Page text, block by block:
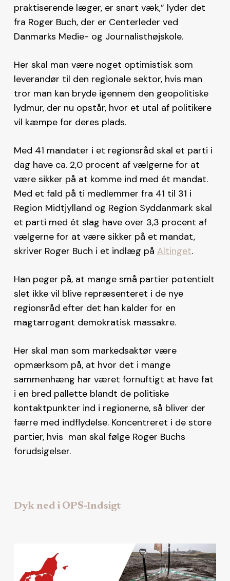
praktiserende læger, er snart væk,” lyder det
fra Roger Buch, der er Centerleder ved
Danmarks Medie- og Journalisthøjskole.
Her skal man være noget optimistisk som
leverandør til den regionale sektor, hvis man
tror man kan bryde igennem den geopolitiske
lydmur, der nu opstår, hvor et utal af politikere
vil kæmpe for deres plads.
Med 41 mandater i et regionsråd skal et parti i
dag have ca. 2,0 procent af vælgerne for at
være sikker på at komme ind med ét mandat.
Med et fald på ti medlemmer fra 41 til 31 i
Region Midtjylland og Region Syddanmark skal
et parti med ét slag have over 3,3 procent af
vælgerne for at være sikker på et mandat,
skriver Roger Buch i et indlæg på Altinget.
Han peger på, at mange små partier potentielt
slet ikke vil blive repræsenteret i de nye
regionsråd efter det han kalder for en
magtarrogant demokratisk massakre.
Her skal man som markedsaktør være
opmærksom på, at hvor det i mange
sammenhæng har været fornuftigt at have fat
i en bred pallette blandt de politiske
kontaktpunkter ind i regionerne, så bliver der
færre med indflydelse. Koncentreret i de store
partier, hvis man skal følge Roger Buchs
forudsigelser.
Dyk ned i OPS-Indsigt